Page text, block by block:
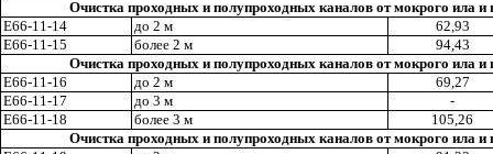
Очистка проходных и полупроходных каналов от мокрого ила и
Е66-11-14
до 2 м
62,93
Е66-11-15
более 2 м
94,43
Очистка проходных и полупроходных каналов от мокрого ила и
Е66-11-16
до 2 м
69,27
Е66-11-17
до 3 м
-
Е66-11-18
более 3 м
105,26
Очистка проходных и полупроходных каналов от мокрого ила и